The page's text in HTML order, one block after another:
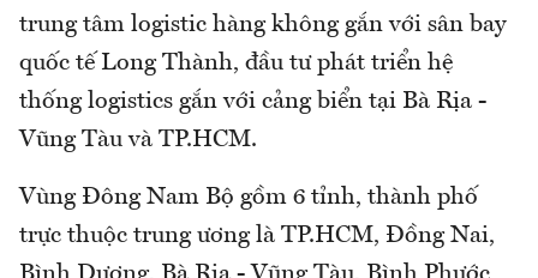
trung tâm logistic hàng không gắn với sân bay
quốc tế Long Thành, đầu tư phát triển hệ
thống logistics gắn với cảng biển tại Bà Rịa -
Vũng Tàu và TP.HCM.
Vùng Đông Nam Bộ gồm 6 tỉnh, thành phố
trực thuộc trung ương là TP.HCM, Đồng Nai,